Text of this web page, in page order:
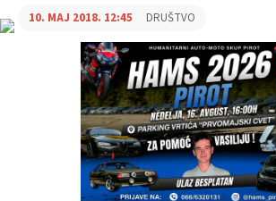
10. MAJ 2018. 12:45 DRUŠTVO